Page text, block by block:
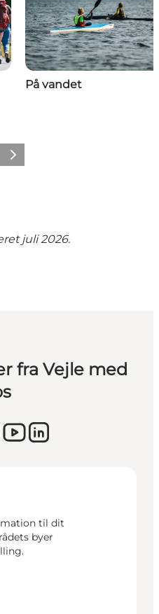
På vandet
Næste
juli 2026.
fra Vejle med
til dit
byer